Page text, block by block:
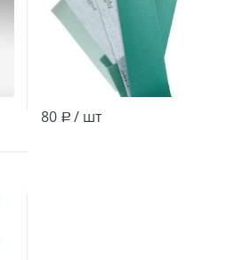
80 Р / шт